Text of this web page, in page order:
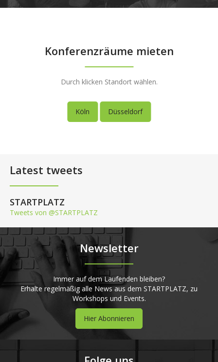
Konferenzräume mieten
Durch klicken Standort wählen.
Köln Düsseldorf
Latest tweets
STARTPLATZ
Tweets von @STARTPLATZ
Newsletter
Immer auf dem Laufenden bleiben?
Erhalte regelmäßig alle News aus dem STARTPLATZ, zu
Workshops und Events.
Hier Abonnieren